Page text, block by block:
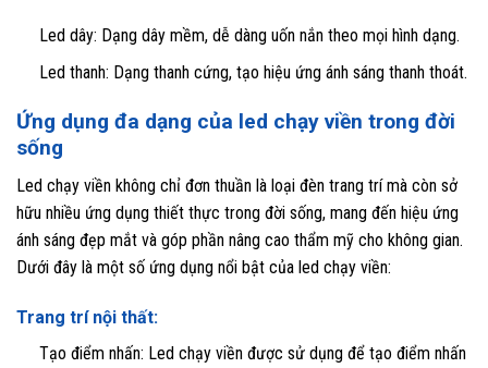
Led dây: Dạng dây mềm, dễ dàng uốn nắn theo mọi hình dạng.
Led thanh: Dạng thanh cứng, tạo hiệu ứng ánh sáng thanh thoát.
Ứng dụng đa dạng của led chạy viền trong đời
sống
Led chạy viền không chỉ đơn thuần là loại đèn trang trí mà còn sở
hữu nhiều ứng dụng thiết thực trong đời sống, mang đến hiệu ứng
ánh sáng đẹp mắt và góp phần nâng cao thẩm mỹ cho không gian.
Dưới đây là một số ứng dụng nổi bật của led chạy viền:
Trang trí nội thất:
Tạo điểm nhấn: Led chạy viền được sử dụng để tạo điểm nhấn